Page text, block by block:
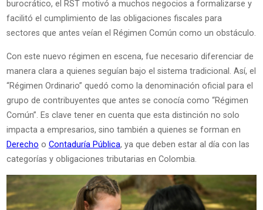
burocrático, el RST motivó a muchos negocios a formalizarse y
facilitó el cumplimiento de las obligaciones fiscales para
sectores que antes veían el Régimen Común como un obstáculo.
Con este nuevo régimen en escena, fue necesario diferenciar de
manera clara a quienes seguían bajo el sistema tradicional. Así, el
“Régimen Ordinario” quedó como la denominación oficial para el
grupo de contribuyentes que antes se conocía como “Régimen
Común”. Es clave tener en cuenta que esta distinción no solo
impacta a empresarios, sino también a quienes se forman en
Derecho o Contaduría Pública, ya que deben estar al día con las
categorías y obligaciones tributarias en Colombia.